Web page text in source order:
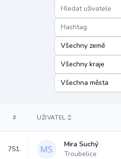
Hashtag
# UŽIVATEL
751.
Mira Suchý
Troubelice